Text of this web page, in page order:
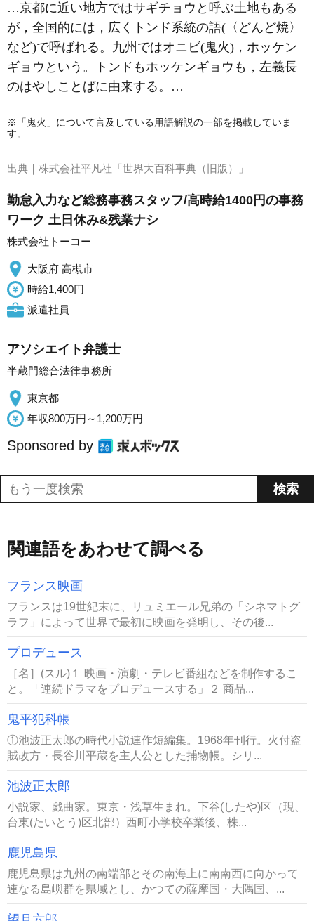
…京都に近い地方ではサギチョウと呼ぶ土地もある
が，全国的には，広くトンド系統の語(〈どんど焼〉
など)で呼ばれる。九州ではオニビ(鬼火)，ホッケン
ギョウという。トンドもホッケンギョウも，左義長
のはやしことばに由来する。…
※「鬼火」について言及している用語解説の一部を掲載していま
す。
出典｜ 株式会社平凡社「世界大百科事典（旧版）」
勤怠入力など総務事務スタッフ/高時給1400円の事務
ワーク 土日休み&残業ナシ
株式会社トーコー
大阪府 高槻市
時給1,400円
派遣社員
アソシエイト弁護士
半蔵門総合法律事務所
東京都
年収800万円～1,200万円
Sponsored by
関連語をあわせて調べる
フランス映画
フランスは19世紀末に、リュミエール兄弟の「シネマトグ
ラフ」によって世界で最初に映画を発明し、その後...
プロデュース
［名］(スル)１ 映画・演劇・テレビ番組などを制作するこ
と。「連続ドラマをプロデュースする」２ 商品...
鬼平犯科帳
①池波正太郎の時代小説連作短編集。1968年刊行。火付盗
賊改方・長谷川平蔵を主人公とした捕物帳。シリ...
池波正太郎
小説家、戯曲家。東京・浅草生まれ。下谷(したや)区（現、
台東(たいとう)区北部）西町小学校卒業後、株...
鹿児島県
鹿児島県は九州の南端部とその南海上に南南西に向かって
連なる島嶼群を県域とし、かつての薩摩国・大隅国、...